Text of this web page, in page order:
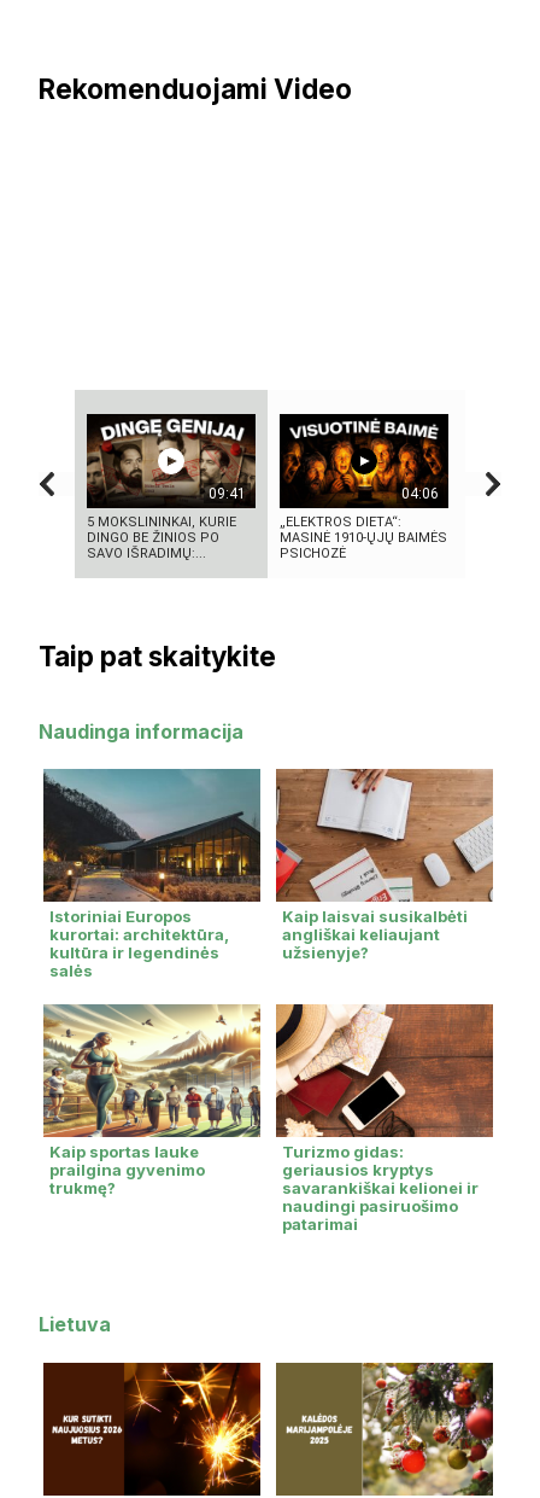
Rekomenduojami Video
09:41
5 MOKSLININKAI, KURIE
DINGO BE ŽINIOS PO
SAVO IŠRADIMŲ:...
04:06
„ELEKTROS DIETA“:
MASINĖ 1910-ŲJŲ BAIMĖS
PSICHOZĖ
Taip pat skaitykite
Naudinga informacija
Istoriniai Europos
kurortai: architektūra,
kultūra ir legendinės
salės
Kaip laisvai susikalbėti
angliškai keliaujant
užsienyje?
Kaip sportas lauke
prailgina gyvenimo
trukmę?
Turizmo gidas:
geriausios kryptys
savarankiškai kelionei ir
naudingi pasiruošimo
patarimai
Lietuva